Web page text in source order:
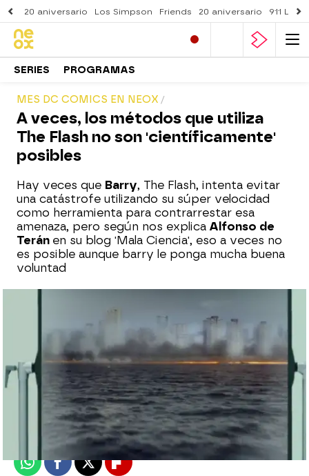
20 aniversario Los Simpson Friends 20 aniversario 911
SERIES PROGRAMAS
MES DC COMICS EN NEOX
A veces, los métodos que utiliza
The Flash no son 'científicamente'
posibles
Hay veces que Barry, The Flash, intenta evitar
una catástrofe utilizando su súper velocidad
como herramienta para contrarrestar esa
amenaza, pero según nos explica Alfonso de
Terán en su blog 'Mala Ciencia', eso a veces no
es posible aunque barry le ponga mucha buena
voluntad
neox
Madrid
Publicado:16 de febrero de 2018, 16:42
WhatsappFacebook
X Flipboard